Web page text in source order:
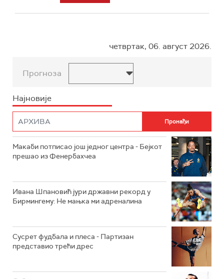
четвртак, 06. август 2026.
Прогноза
Најновије
Макаби потписао још једног центра - Бејкот
прешао из Фенербахчеа
Ивана Шпановић јури државни рекорд у
Бирмингему: Не мањка ми адреналина
Сусрет фудбала и плеса - Партизан
представио трећи дрес